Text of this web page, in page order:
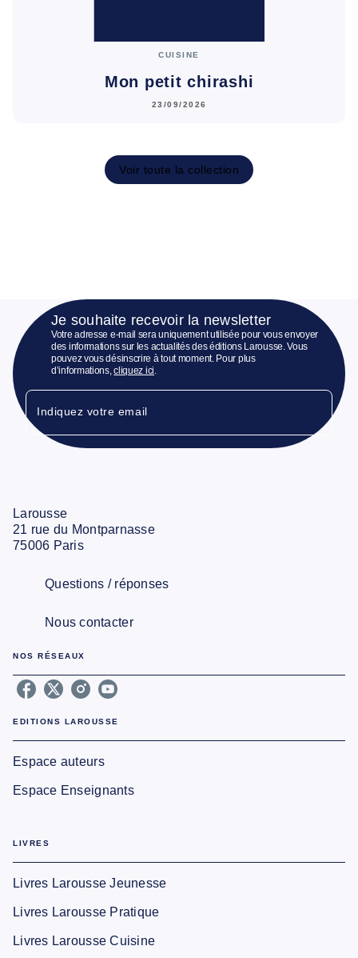
CUISINE
Mon petit chirashi
23/09/2026
Voir toute la collection
Je souhaite recevoir la newsletter
Votre adresse e-mail sera uniquement utilisée pour vous envoyer
des informations sur les actualités des éditions Larousse. Vous
pouvez vous désinscrire à tout moment. Pour plus
d’informations,cliquez ici
Indiquez votre email
Larousse
21 rue du Montparnasse
75006 Paris
Questions / réponses
Nous contacter
NOS RÉSEAUX
EDITIONS LAROUSSE
Espace auteurs
Espace Enseignants
LIVRES
Livres Larousse Jeunesse
Livres Larousse Pratique
Livres Larousse Cuisine